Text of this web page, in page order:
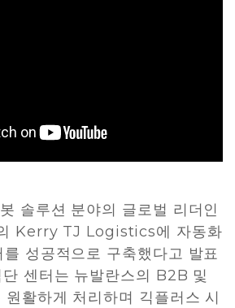
솔루션 분야의 글로벌 리더인
Kerry TJ Logistics에 자동화
성공적으로 구축했다고 발표
센터는 뉴발란스의 B2B 및
활하게 처리하며 긱플러스 시